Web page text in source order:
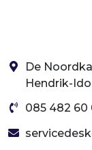
De
Hendrik-
085 482 60